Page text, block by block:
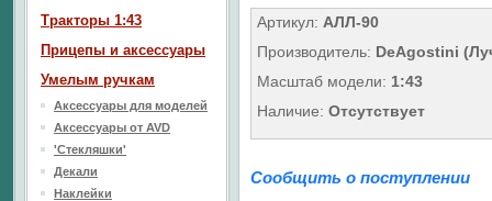
Артикул: АЛЛ-90
Производитель: DeAgostini
Масштаб модели: 1:43
Наличие: Отсутствует
Сообщить о поступлении
Тракторы 1:43
Прицепы и аксессуары
Умелым ручкам
Аксессуары для моделей
Аксессуары от AVD
'Стекляшки'
Декали
Наклейки